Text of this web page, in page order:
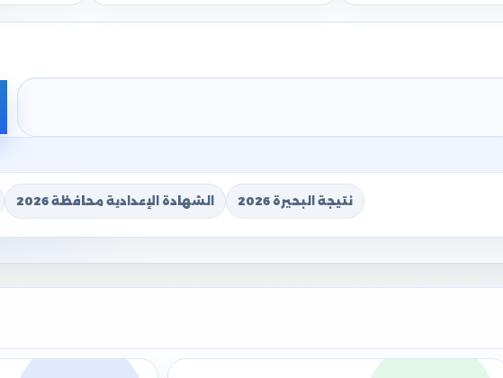
نتيجة البحيرة 2026 الشهادة الإعدادية محافظة 2026